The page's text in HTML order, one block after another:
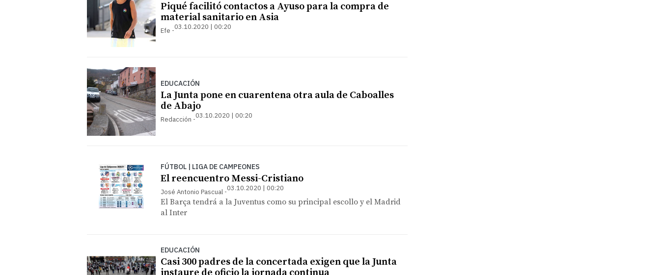
Piqué facilitó contactos a Ayuso para la compra de
material sanitario en Asia
Efe 03.10.2020 | 00:20
EDUCACIÓN
La Junta pone en cuarentena otra aula de Caboalles
de Abajo
Redacción 03.10.2020 | 00:20
FÚTBOL | LIGA DE CAMPEONES
El reencuentro Messi-Cristiano
José Antonio Pascual 03.10.2020 | 00:20
El Barça tendrá a la Juventus como su principal escollo y el Madrid
al Inter
EDUCACIÓN
Casi 300 padres de la concertada exigen que la Junta